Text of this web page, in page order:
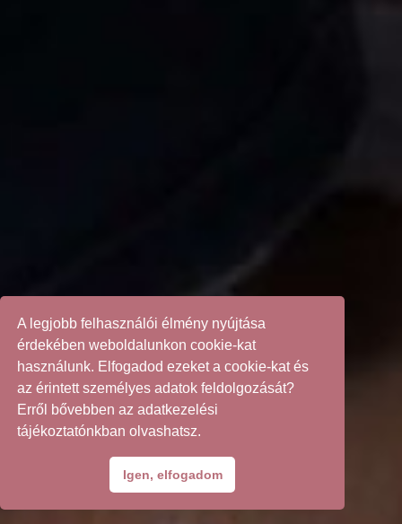
A legjobb felhasználói élmény nyújtása
érdekében weboldalunkon cookie-kat
használunk. Elfogadod ezeket a cookie-kat és
az érintett személyes adatok feldolgozását?
Erről bővebben az adatkezelési
tájékoztatónkban olvashatsz.
Igen, elfogadom